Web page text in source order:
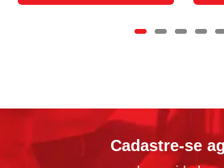
Cadastre-se